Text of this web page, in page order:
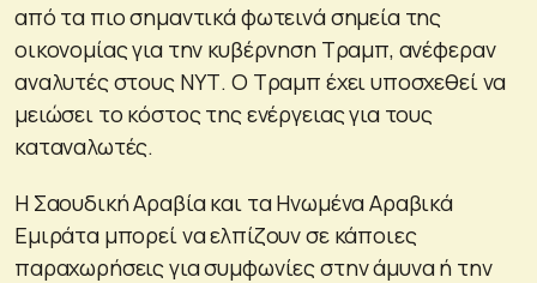
από τα πιο σημαντικά φωτεινά σημεία της
οικονομίας για την κυβέρνηση Τραμπ, ανέφεραν
αναλυτές στους ΝΥΤ. Ο Τραμπ έχει υποσχεθεί να
μειώσει το κόστος της ενέργειας για τους
καταναλωτές.
Η Σαουδική Αραβία και τα Ηνωμένα Αραβικά
Εμιράτα μπορεί να ελπίζουν σε κάποιες
παραχωρήσεις για συμφωνίες στην άμυνα ή την